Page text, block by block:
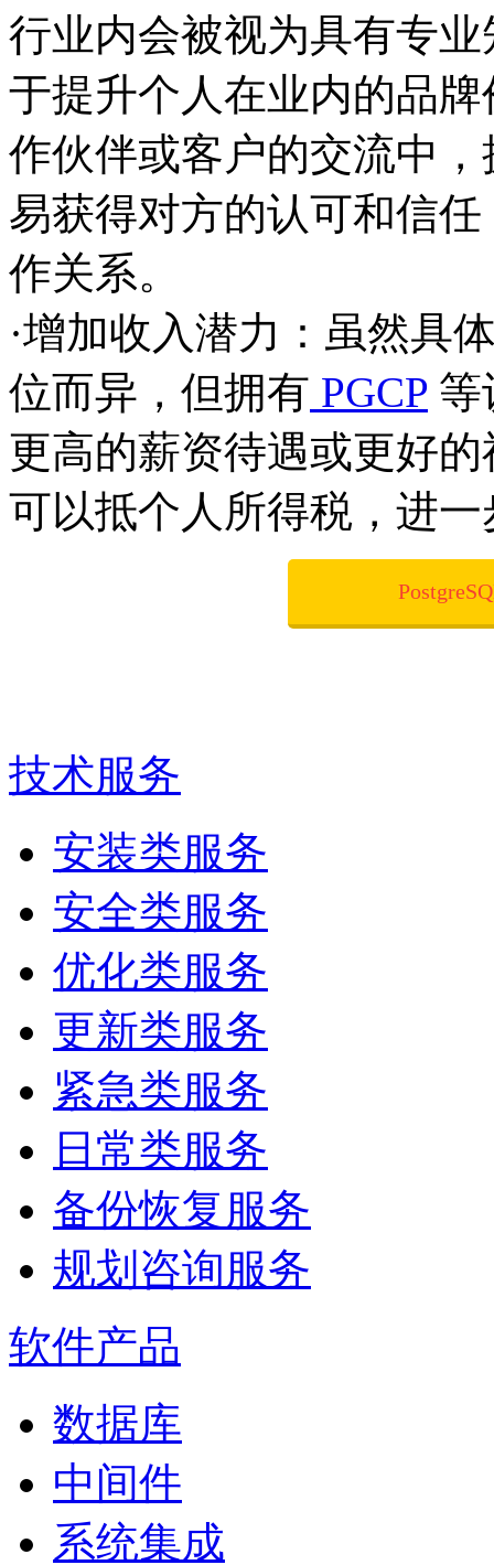
行业内会被视为具有专
于提升个人在业内的品
作伙伴或客户的交流中
易获得对方的认可和信
作关系。
·增加收入潜力：虽然具
位而异，但拥有 PGCP 等
更高的薪资待遇或更好
可以抵个人所得税，进
技术服务
安装类服务
安全类服务
优化类服务
更新类服务
紧急类服务
日常类服务
备份恢复服务
规划咨询服务
软件产品
数据库
中间件
系统集成